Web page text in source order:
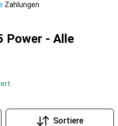
Zahlungen
Power - Alle
Sortiere